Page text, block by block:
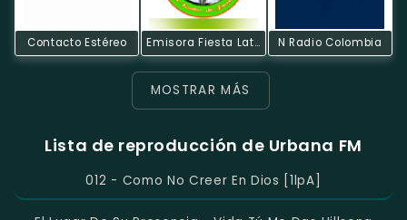
Contacto Estéreo Emisora Fiesta Latina N Radio Colombia
MOSTRAR MÁS
Lista de reproducción de Urbana FM
012 - Como No Creer En Dios [1lpA]